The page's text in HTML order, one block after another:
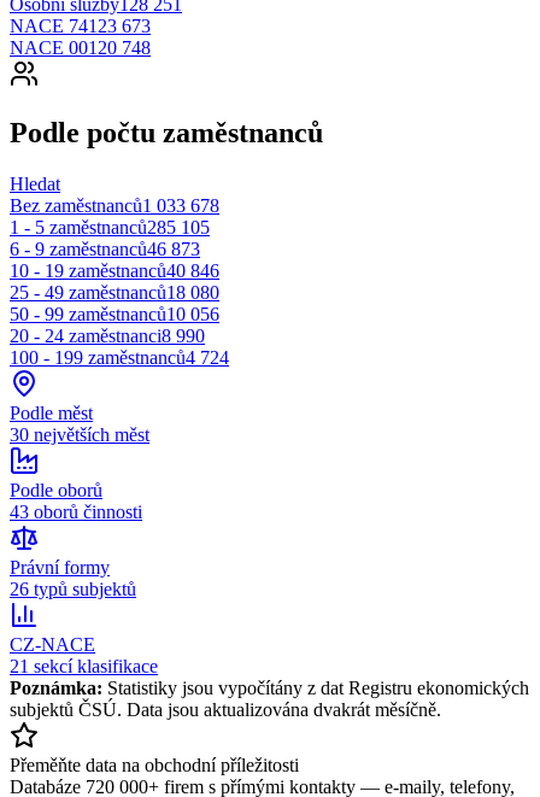
Osobní služby 128 251
NACE 74123 673
NACE 00120 748
Podle počtu zaměstnanců
Hledat
Bez zaměstnanců1 033 678
1 - 5 zaměstnanců285 105
6 - 9 zaměstnanců46 873
10 - 19 zaměstnanců40 846
25 - 49 zaměstnanců18 080
50 - 99 zaměstnanců10 056
20 - 24 zaměstnanci8 990
100 - 199 zaměstnanců4 724
Podle měst
30 největších měst
Podle oborů
43 oborů činnosti
Právní formy
26 typů subjektů
CZ-NACE
21 sekcí klasifikace
Poznámka: Statistiky jsou vypočítány z dat Registru ekonomických
subjektů ČSÚ. Data jsou aktualizována dvakrát měsíčně.
Přeměňte data na obchodní příležitosti
Databáze 720 000+ firem s přímými kontakty — e-maily, telefony,